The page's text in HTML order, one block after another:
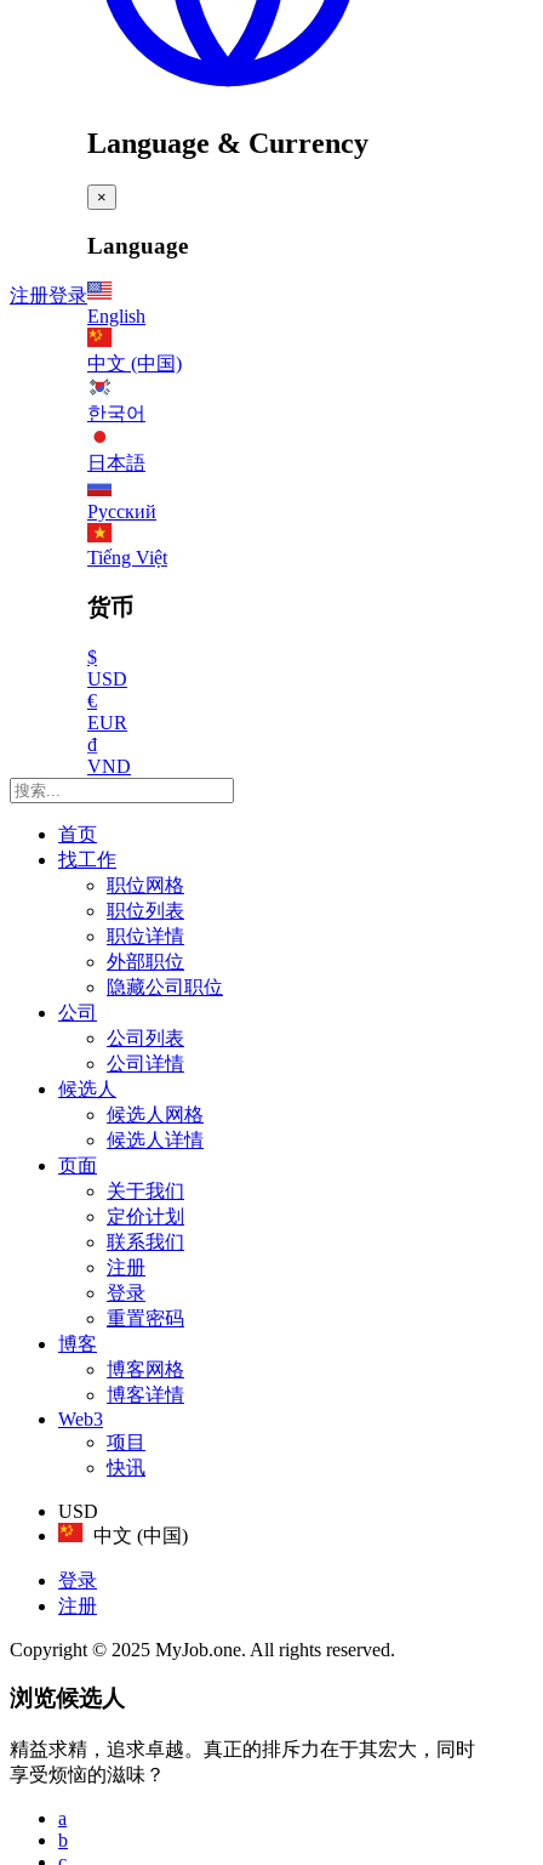
注册登录
Language & Currency
×
Language
English
中文 (中国)
한국어
日本語
Русский
Tiếng Việt
货币
$
USD
€
EUR
₫
VND
首页
找工作
职位网格
职位列表
职位详情
外部职位
隐藏公司职位
公司
公司列表
公司详情
候选人
候选人网格
候选人详情
页面
关于我们
定价计划
联系我们
注册
登录
重置密码
博客
博客网格
博客详情
Web3
项目
快讯
USD
中文 (中国)
登录
注册
Copyright © 2025 MyJob.one. All rights reserved.
浏览候选人
精益求精，追求卓越。真正的排斥力在于其宏大，同时
享受烦恼的滋味？
a
b